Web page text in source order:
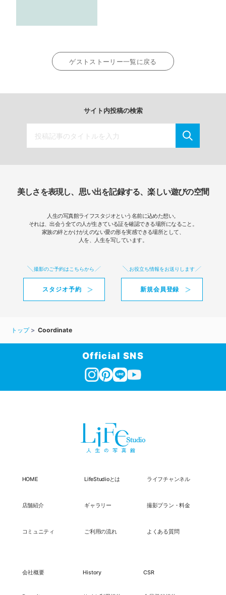
ゲストストーリー一覧に戻る
サイト内投稿の検索
美しさを表現し、思い出を記録する、楽しい遊びの空間
人生の写真館ライフスタジオという名前に込めた想い。
それは、出会う全ての人が生きている証を確認できる場所になること。
家族の絆とかけがえのない愛の形を実感できる場所として、
人を、人生を写しています。
撮影のご予約はこちらから
スタジオ予約
お役立ち情報をお送りします
新規会員登録
トップ Coordinate
Official SNS
HOME LifeStudioとは ライフチャンネル
店舗紹介 ギャラリー 撮影プラン・料金
コミュニティ ご利用の流れ よくある質問
会社概要 History CSR